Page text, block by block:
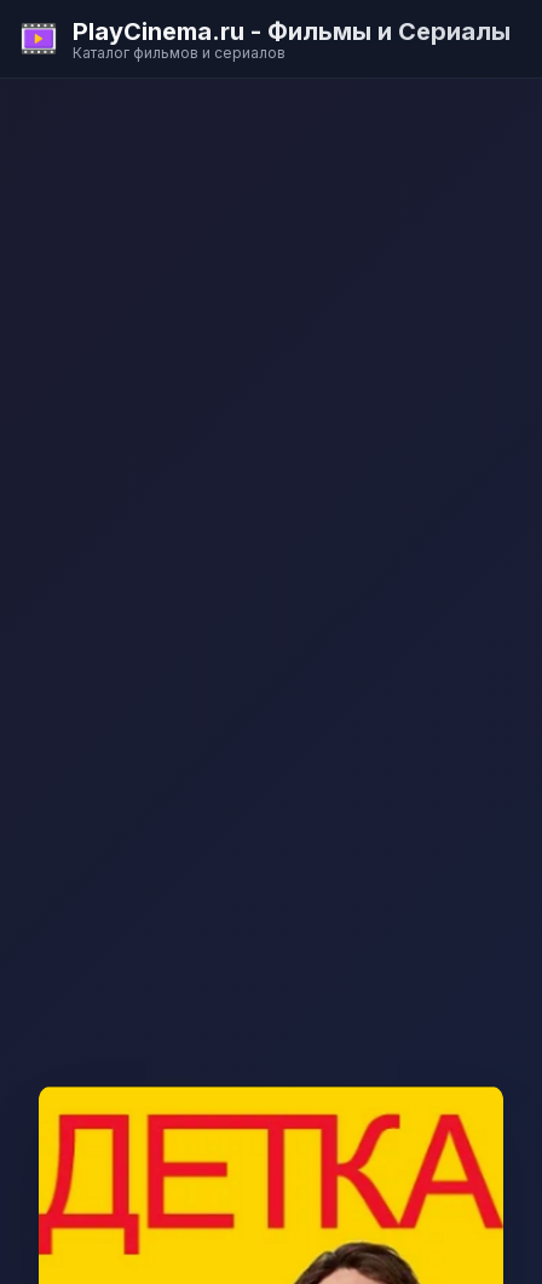
PlayCinema.ru - Фильмы и Сериалы
Каталог фильмов и сериалов